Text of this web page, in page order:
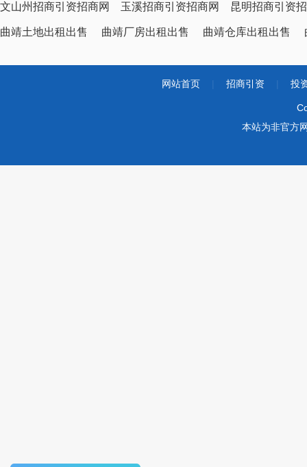
文山州招商引资招商网 玉溪招商引资招商网 昆明招商引资
曲靖土地出租出售 曲靖厂房出租出售 曲靖仓库出租出售
网站首页 招商引资 投
本站为非官方